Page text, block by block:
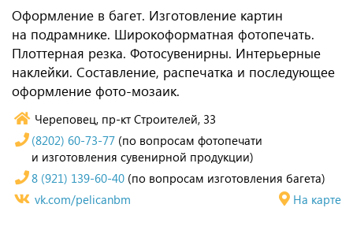
Оформление в багет. Изготовление картин
на подрамнике. Широкоформатная фотопечать.
Плоттерная резка. Фотосувенирны. Интерьерные
наклейки. Составление, распечатка и последующее
оформление фото-мозаик.
Череповец, пр-кт Строителей, 33
На карте
(8202) 60-73-77 (по вопросам фотопечати
и изготовления сувенирной продукции)
8 (921) 139-60-40 (по вопросам изготовления багета)
vk.com/pelicanbm